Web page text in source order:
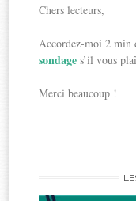
Chers lecteurs,
Accordez-moi 2 min
sondages’il vous
Merci beaucoup !